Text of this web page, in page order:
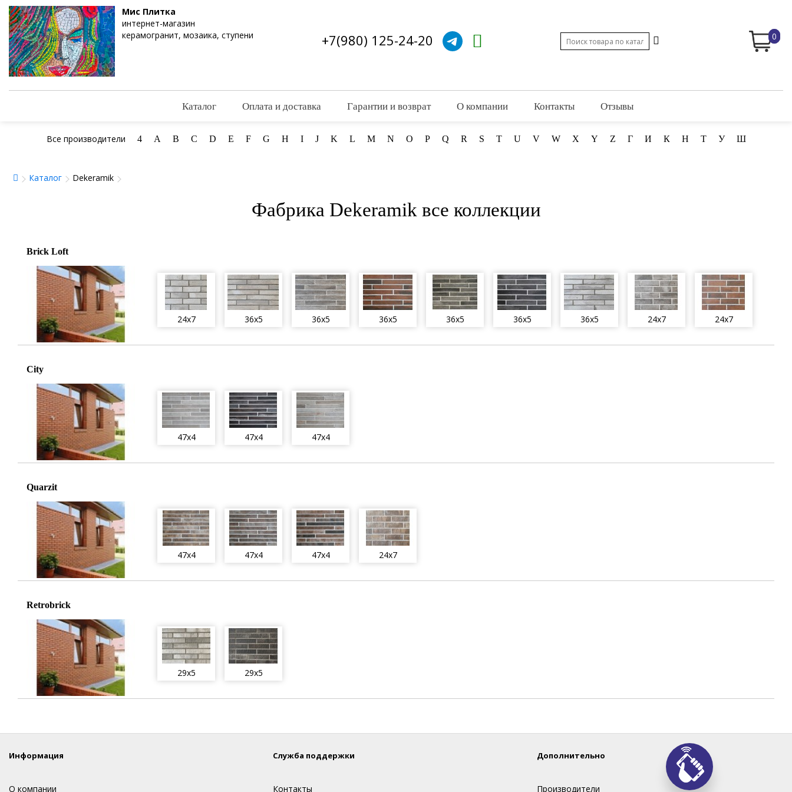
Мис Плитка
интернет-магазин
керамогранит, мозаика, ступени
+7(980) 125-24-20 0
Каталог Оплата и доставка Гарантии и возврат О компании Контакты Отзывы
Все производители 4 A B C D E F G H I J K L M N O P Q R S T U V W X Y Z Г И К Н Т У Ш
Каталог Dekeramik
Фабрика Dekeramik все коллекции
Brick Loft
24x7 36x5 36x5 36x5 36x5 36x5 36x5 24x7 24x7
City
47x4 47x4 47x4
Quarzit
47x4 47x4 47x4 24x7
Retrobrick
29x5 29x5
Информация
О компании
Служба поддержки
Контакты
Дополнительно
Производители